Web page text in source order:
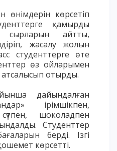
өнімдерін көрсетіп
қамырды
сырларын айтты,
жасалу жолын
студенттерге өте
өз ойларымен
атсалысып отырды.
дайындалған
ірімшікпен,
шоколадпен
Студенттер
берді. Ізгі
көрсетті.